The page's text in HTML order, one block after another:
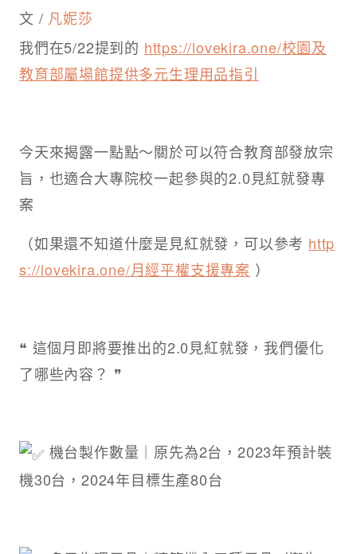
文 / 凡妮莎
我們在5/22提到的 https://lovekira.one/校園及
教育部屬場館提供多元生理用品指引
今天來揭露一點點～關於可以符合教育部發放宗
旨，也適合大專院校一起參與的2.0見紅就發專
案
（如果還不知道什麼是見紅就發，可以參考 http
s://lovekira.one/月經平權支援專案 ）
❝ 這個月即將要推出的2.0見紅就發，我們優化
了哪些內容？ ❞
機台製作數量｜原先為2台，2023年預計裝
機30台，2024年目標生產80台